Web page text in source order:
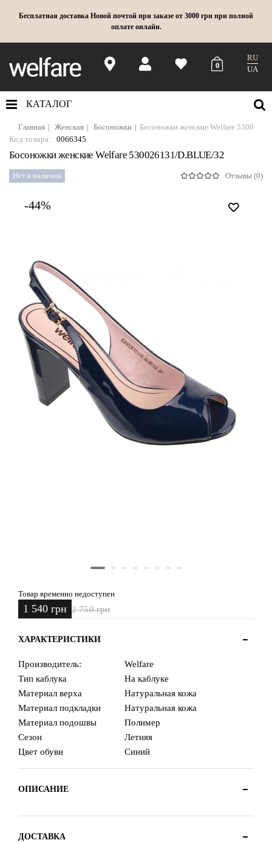
Бесплатная доставка Новой почтой при заказе от 3000 грн при полной
оплате онлайн.
0
RU
UA
КАТАЛОГ
Главная Женская Босоножки
Босоножки женские Welfare
Код товара: 0066345
Босоножки женские Welfare 530026131/D.BLUE/32
Нет в наличии Отзывы (0)
-44%
Товар временно недоступен
1 540 грн 2 750 грн
ХАРАКТЕРИСТИКИ
Производитель:
Welfare
Тип каблука
На каблуке
Материал верха
Натуральная кожа
Материал подкладки
Натуральная кожа
Материал подошвы
Полимер
Сезон
Летняя
Цвет обуви
Синий
ОПИСАНИЕ
ДОСТАВКА